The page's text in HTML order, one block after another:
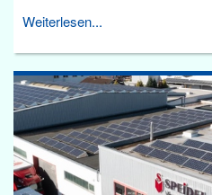
Weiterlesen...